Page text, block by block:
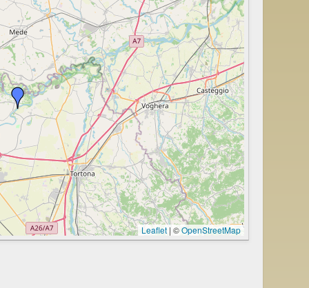
Leaflet | ©OpenStreetMap